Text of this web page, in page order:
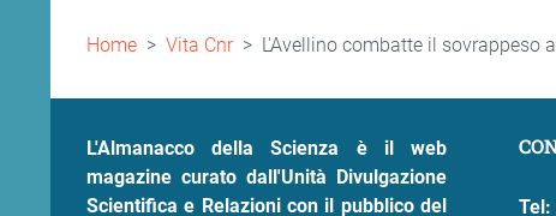
Briciole
Home Vita Cnr L'Avellino combatte il sovrappeso
L'Almanacco della Scienza è il web
magazine curato dall'Unità Divulgazione
Scientifica e Relazioni con il pubblico del
Tel: